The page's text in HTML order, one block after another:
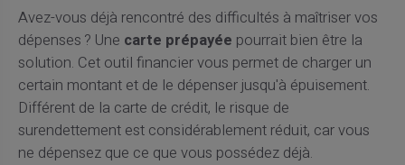
Avez-vous déjà rencontré des difficultés à maîtriser vos
dépenses ? Une carte prépayée pourrait bien être la
solution. Cet outil financier vous permet de charger un
certain montant et de le dépenser jusqu'à épuisement.
Différent de la carte de crédit, le risque de
surendettement est considérablement réduit, car vous
ne dépensez que ce que vous possédez déjà.